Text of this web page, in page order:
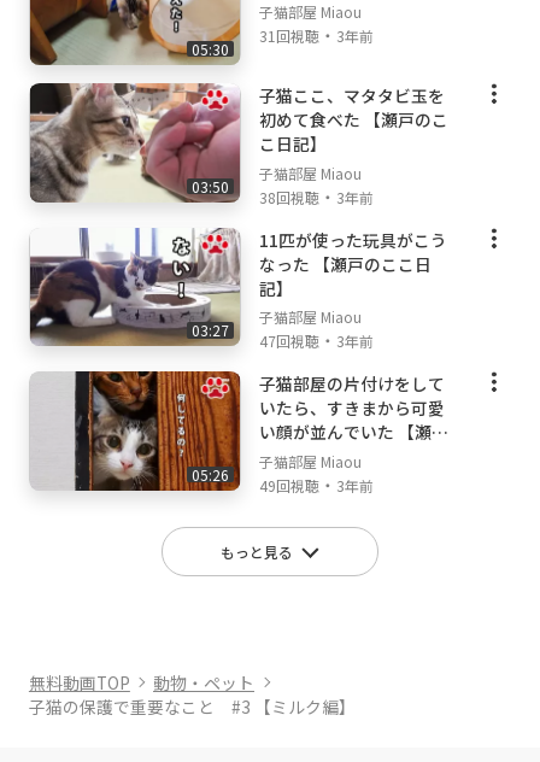
05:30
子猫部屋 Miaou
31回視聴 ・ 3年前
03:50
子猫ここ、マタタビ玉を
初めて食べた 【瀬戸のこ
こ日記】
子猫部屋 Miaou
38回視聴 ・ 3年前
03:27
11匹が使った玩具がこう
なった 【瀬戸のここ日
記】
子猫部屋 Miaou
47回視聴 ・ 3年前
05:26
子猫部屋の片付けをして
いたら、すきまから可愛
い顔が並んでいた 【瀬戸
の子猫日記】
子猫部屋 Miaou
49回視聴 ・ 3年前
もっと見る
無料動画TOP
動物・ペット
子猫の保護で重要なこと #3 【ミルク編】